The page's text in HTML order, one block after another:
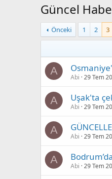
Güncel
Önceki 1 2 3
A
Abi 29 Tem
A Uşak'ta
Abi 29 Tem
A
Abi 29 Tem
A
Abi 29 Tem